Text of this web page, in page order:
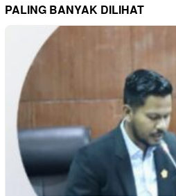
PALING BANYAK DILIHAT